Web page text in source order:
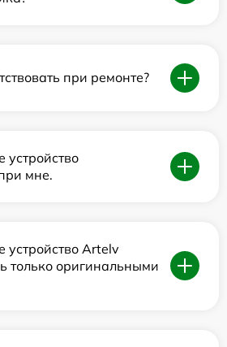
при ремонте?
устройство
мне.
устройство Artelv
только оригинальными